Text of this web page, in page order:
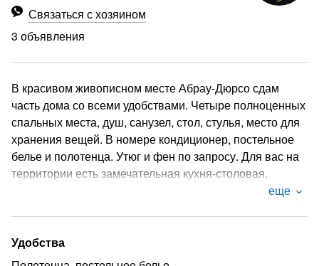
Связаться с хозяином
3 объявления
В красивом живописном месте Абрау-Дюрсо сдам
часть дома со всеми удобствами. Четыре полноценных
спальных места, душ, санузел, стол, стулья, место для
хранения вещей. В номере кондиционер, постельное
белье и полотенца. Утюг и фен по запросу. Для вас на
территории есть замечательная кухня-столовая,
оборудованная всем необходимым (газовая плита,
замечательно утром насладиться пением птиц с
чашкой кофе или чая, приготовить полноценный
еще
Удобства